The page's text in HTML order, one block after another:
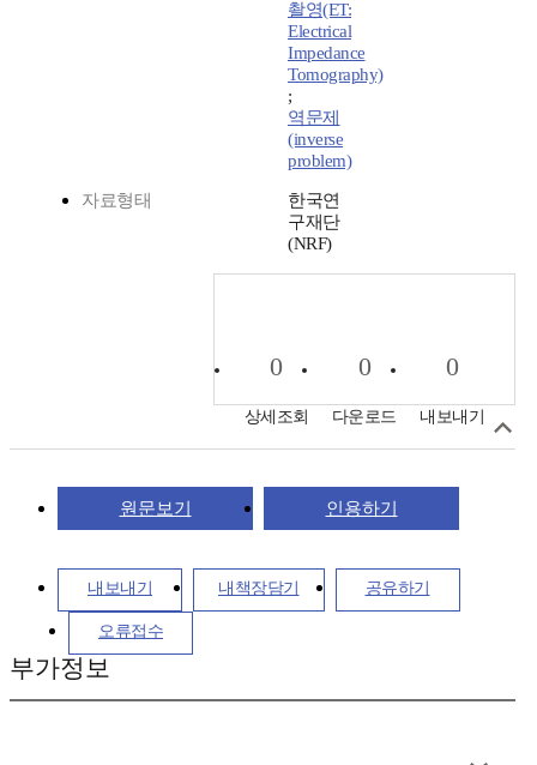
촬영(ET:
Electrical
Impedance
Tomography)
;
역문제
(inverse
problem)
자료형태
한국연
구재단
(NRF)
0
상세조회
0
다운로드
0
내보내기
원문보기 인용하기
내보내기 내책장담기 공유하기
오류접수
부가정보